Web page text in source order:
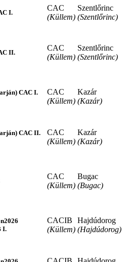
I.
CAC
(Küllem)
Szentlőrinc
(Szentlőrinc)
II.
CAC
(Küllem)
Szentlőrinc
(Szentlőrinc)
CAC I.
CAC
(Küllem)
Kazár
(Kazár)
CAC II.
CAC
(Küllem)
Kazár
(Kazár)
CAC
(Küllem)
Bugac
(Bugac)
2026
I.
CACIB
(Küllem)
Hajdúdorog
(Hajdúdorog)